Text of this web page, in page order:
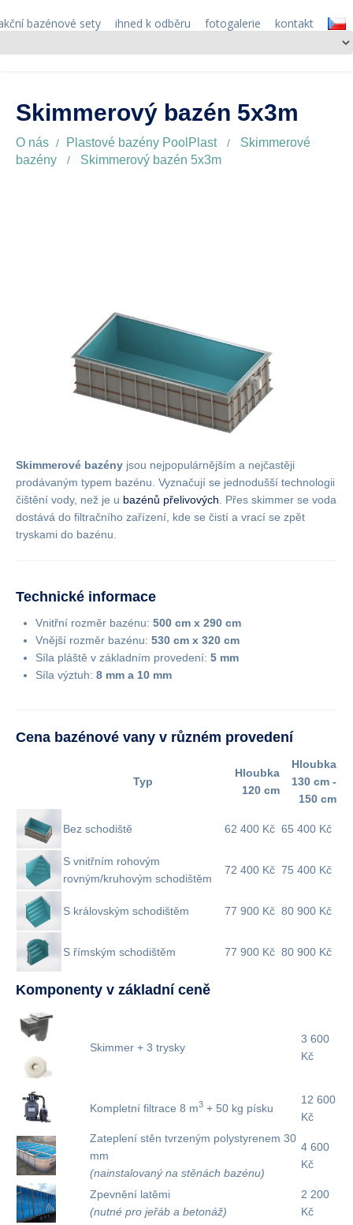
bazénové sety ihned k odběru fotogalerie kontakt
Skimmerový bazén 5x3m
O nás Plastové bazény PoolPlast
Skimmerové
bazény
Skimmerový bazén 5x3m
Skimmerové bazény jsou nejpopulárnějším a nejčastěji
prodávaným typem bazénu. Vyznačují se jednodušší technologii
čištění vody, než je u bazénů přelivových . Přes skimmer se voda
dostává do filtračního zařízení, kde se čistí a vrací se zpět
tryskami do bazénu.
Technické informace
Vnitřní rozměr bazénu: 500 cm x 290 cm
Vnější rozměr bazénu: 530 cm x 320 cm
Síla pláště v základním provedení: 5 mm
Síla výztuh: 8 mm a 10 mm
Cena bazénové vany v různém provedení
Typ
Hloubka
120 cm
Hloubka
130 cm -
150 cm
Bez schodiště 62 400 Kč 65 400 Kč
S vnitřním rohovým
rovným/kruhovým schodištěm
72 400 Kč 75 400 Kč
S královským schodištěm 77 900 Kč 80 900 Kč
S římským schodištěm 77 900 Kč 80 900 Kč
Komponenty v základní ceně
Skimmer + 3 trysky
3 600
Kč
Kompletní filtrace 8 m3 + 50 kg písku
12 600
Kč
Zateplení stěn tvrzeným polystyrenem 30
mm
(nainstalovaný na stěnách bazénu)
4 600
Kč
Zpevnění latěmi
(nutné pro jeřáb a betonáž)
2 200
Kč